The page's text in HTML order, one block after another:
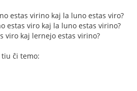
estas virino kaj la luno estas viro?
estas viro kaj la luno estas virino?
viro kaj lernejo estas virino?
tiu ĉi temo: